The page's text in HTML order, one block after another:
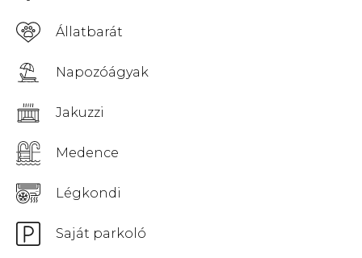
Állatbarát
Napozóágyak
Jakuzzi
Medence
Légkondi
Saját parkoló